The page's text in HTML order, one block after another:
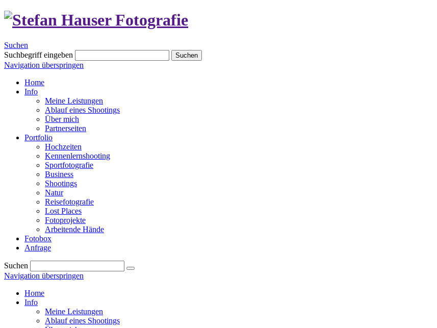
Suchen
Suchbegriff eingeben
Suchen
Navigation überspringen
Home
Info
Meine Leistungen
Ablauf eines Shootings
Über mich
Partnerseiten
Portfolio
Hochzeiten
Kennenlernshooting
Sportfotografie
Business
Shootings
Natur
Reisefotografie
Lost Places
Fotoprojekte
Arbeitende Hände
Fotobox
Anfrage
Suchen
Navigation überspringen
Home
Info
Meine Leistungen
Ablauf eines Shootings